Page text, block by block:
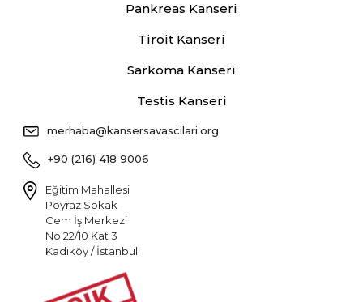
Pankreas Kanseri
Tiroit Kanseri
Sarkoma Kanseri
Testis Kanseri
merhaba@kansersavascilari.org
+90 (216) 418 9006
Eğitim Mahallesi
Poyraz Sokak
Cem İş Merkezi
No:22/10 Kat 3
Kadıköy / İstanbul